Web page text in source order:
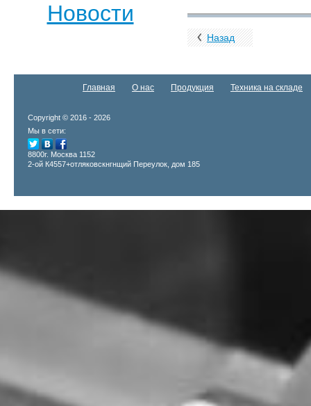
Новости
Назад
Главная О нас Продукция Техника на складе
Copyright © 2016 - 2026
Мы в сети:
8800г. Москва 1152
2-ой К4557+отляковскнгнщий Переулок, дом 185